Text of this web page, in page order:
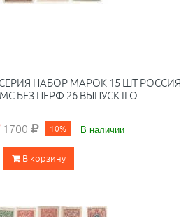
СЕРИЯ НАБОР МАРОК 15 ШТ РОССИЯ
БЕЗ ПЕРФ 26 ВЫПУСК II O
1700 10% В наличии
В корзину